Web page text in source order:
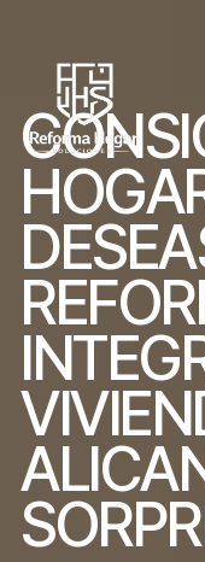
CONSI
HOGA
DESEA
REFOR
INTEG
VIVIEN
ALICA
SORPR